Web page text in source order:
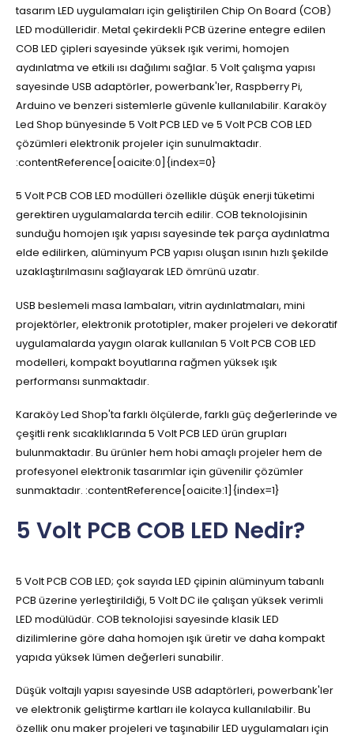
tasarım LED uygulamaları için geliştirilen Chip On Board (COB)
LED modülleridir. Metal çekirdekli PCB üzerine entegre edilen
COB LED çipleri sayesinde yüksek ışık verimi, homojen
aydınlatma ve etkili ısı dağılımı sağlar. 5 Volt çalışma yapısı
sayesinde USB adaptörler, powerbank'ler, Raspberry Pi,
Arduino ve benzeri sistemlerle güvenle kullanılabilir. Karaköy
Led Shop bünyesinde 5 Volt PCB LED ve 5 Volt PCB COB LED
çözümleri elektronik projeler için sunulmaktadır.
:contentReference[oaicite:0]{index=0}
5 Volt PCB COB LED modülleri özellikle düşük enerji tüketimi
gerektiren uygulamalarda tercih edilir. COB teknolojisinin
sunduğu homojen ışık yapısı sayesinde tek parça aydınlatma
elde edilirken, alüminyum PCB yapısı oluşan ısının hızlı şekilde
uzaklaştırılmasını sağlayarak LED ömrünü uzatır.
USB beslemeli masa lambaları, vitrin aydınlatmaları, mini
projektörler, elektronik prototipler, maker projeleri ve dekoratif
uygulamalarda yaygın olarak kullanılan 5 Volt PCB COB LED
modelleri, kompakt boyutlarına rağmen yüksek ışık
performansı sunmaktadır.
Karaköy Led Shop'ta farklı ölçülerde, farklı güç değerlerinde ve
çeşitli renk sıcaklıklarında 5 Volt PCB LED ürün grupları
bulunmaktadır. Bu ürünler hem hobi amaçlı projeler hem de
profesyonel elektronik tasarımlar için güvenilir çözümler
sunmaktadır. :contentReference[oaicite:1]{index=1}
5 Volt PCB COB LED Nedir?
5 Volt PCB COB LED; çok sayıda LED çipinin alüminyum tabanlı
PCB üzerine yerleştirildiği, 5 Volt DC ile çalışan yüksek verimli
LED modülüdür. COB teknolojisi sayesinde klasik LED
dizilimlerine göre daha homojen ışık üretir ve daha kompakt
yapıda yüksek lümen değerleri sunabilir.
Düşük voltajlı yapısı sayesinde USB adaptörleri, powerbank'ler
ve elektronik geliştirme kartları ile kolayca kullanılabilir. Bu
özellik onu maker projeleri ve taşınabilir LED uygulamaları için